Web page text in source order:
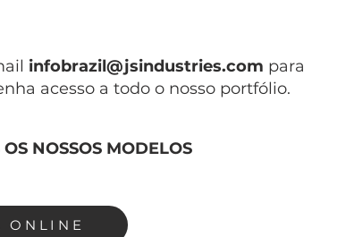
infobrazil@jsindustries.com para
acesso a todo o nosso portfólio.
NOSSOS MODELOS
ONLINE